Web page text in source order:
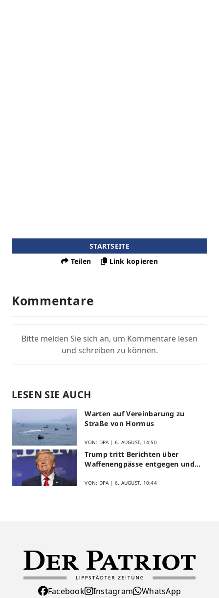
STARTSEITE
Teilen
Link kopieren
Kommentare
Bitte melden Sie sich an, um Kommentare lesen
und schreiben zu können.
LESEN SIE AUCH
Warten auf Vereinbarung zu
Straße von Hormus
VON: DPA | 6. AUGUST, 14:50
Trump tritt Berichten über
Waffenengpässe entgegen und
VON: DPA | 6. AUGUST, 10:44
Facebook Instagram WhatsApp